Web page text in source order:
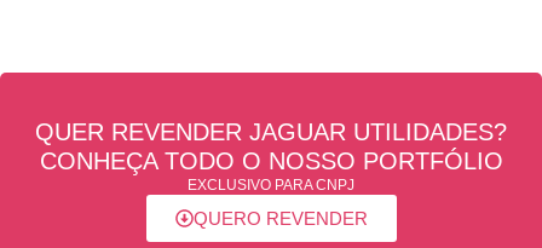
QUER REVENDER JAGUAR UTILIDADES?
CONHEÇA TODO O NOSSO PORTFÓLIO
EXCLUSIVO PARA CNPJ
QUERO REVENDER